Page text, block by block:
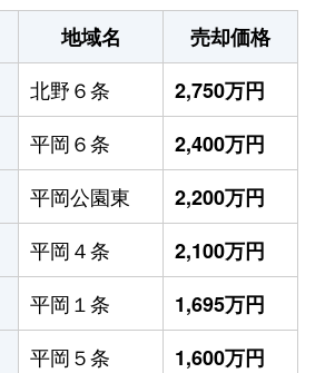
地域名
売却価格
北野６条
2,750万円
平岡６条
2,400万円
平岡公園東
2,200万円
平岡４条
2,100万円
平岡１条
1,695万円
平岡５条
1,600万円